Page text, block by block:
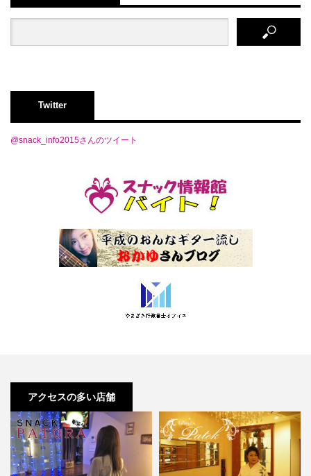
Twitter
@snack_info2015さんのツイート
アクセスの多い店舗